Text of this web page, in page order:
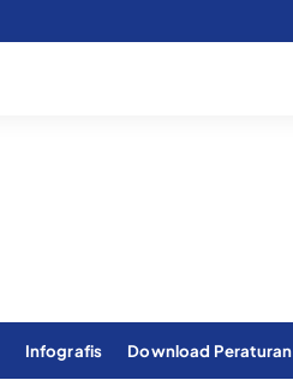
Infografis Download Peraturan